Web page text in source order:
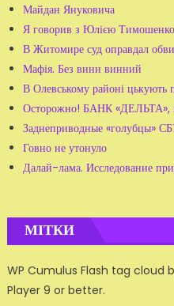
Майдан Януковича
Я говорив з Юлією Тимошенко
В Житомире суд оправдал
Мафія. Без вини винний
В Олевському районі цькують
Осторожно! БАНК «ДЕЛЬТА»,
Заднеприводные «голубцы»
Говно не утонуло
Далай-лама. Исследование
МІТКИ
WP Cumulus Flash tag cloud
Player 9 or better.